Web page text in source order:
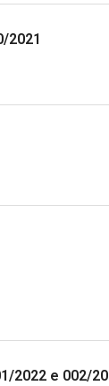
2021
2022 e 002/